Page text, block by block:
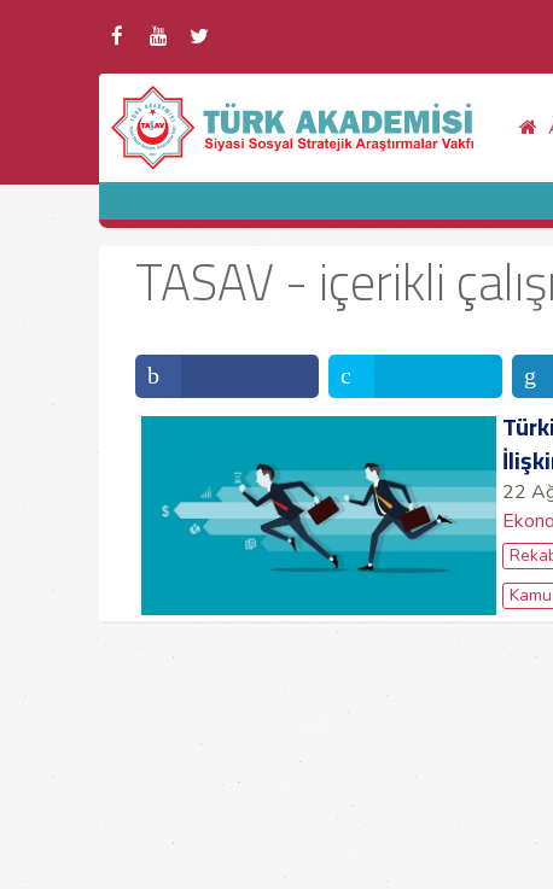
TASAV - içerikli
22